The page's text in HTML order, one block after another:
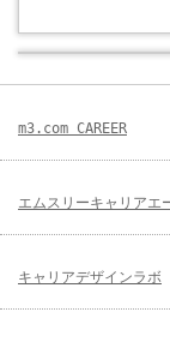
m3.com CAREER
エムスリーキャリアエ
キャリアデザインラボ